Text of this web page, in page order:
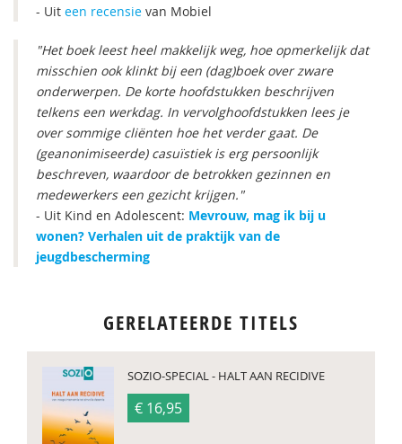
- Uit een recensie van Mobiel
"Het boek leest heel makkelijk weg, hoe opmerkelijk dat
misschien ook klinkt bij een (dag)boek over zware
onderwerpen. De korte hoofdstukken beschrijven
telkens een werkdag. In vervolghoofdstukken lees je
over sommige cliënten hoe het verder gaat. De
(geanonimiseerde) casuïstiek is erg persoonlijk
beschreven, waardoor de betrokken gezinnen en
medewerkers een gezicht krijgen."
- Uit Kind en Adolescent: Mevrouw, mag ik bij u
wonen? Verhalen uit de praktijk van de
jeugdbescherming
GERELATEERDE TITELS
SOZIO-SPECIAL - HALT AAN RECIDIVE
€ 16,95